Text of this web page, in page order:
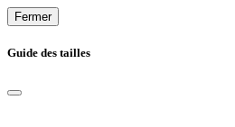
Fermer
Guide des tailles